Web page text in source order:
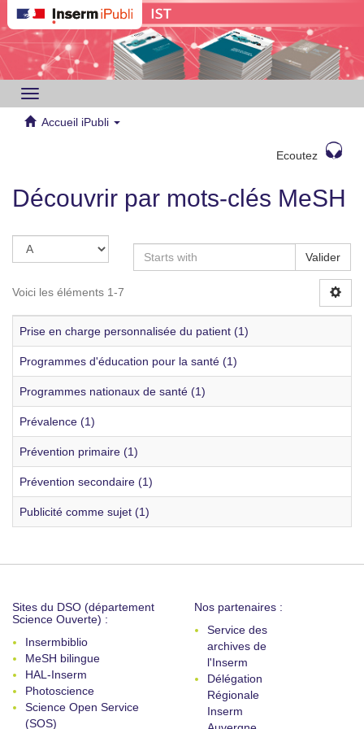
Toggle
navigation
Accueil iPubli
Ecoutez
Découvrir par mots-clés MeSH
Valider
Voici les éléments 1-7
Prise en charge personnalisée du patient (1)
Programmes d'éducation pour la santé (1)
Programmes nationaux de santé (1)
Prévalence (1)
Prévention primaire (1)
Prévention secondaire (1)
Publicité comme sujet (1)
Sites du DSO (département
Science Ouverte) :
Insermbiblio
MeSH bilingue
HAL-Inserm
Photoscience
Science Open Service
(SOS)
Nos partenaires :
Service des
archives de
l'Inserm
Délégation
Régionale
Inserm